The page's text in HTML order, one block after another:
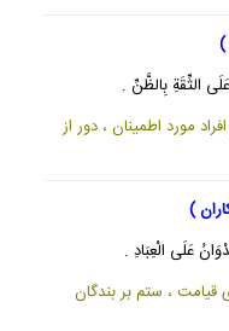
الثِّقَةِ بِالظَّنِّ .
مورد اطمينان ، دور از
عَلَى الْعِبَادِ .
قيامت ، ستم بر بندگان